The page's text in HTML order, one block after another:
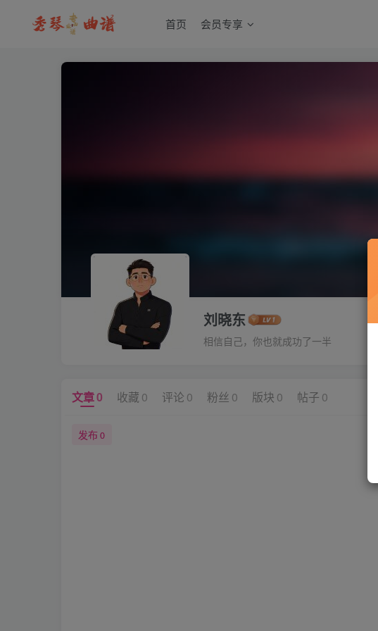
首页 会员专享
刘晓东
相信自己，你也就成功了一半
文章0 收藏 0 评论 0 粉丝 0 版块 0 帖子 0
发布0